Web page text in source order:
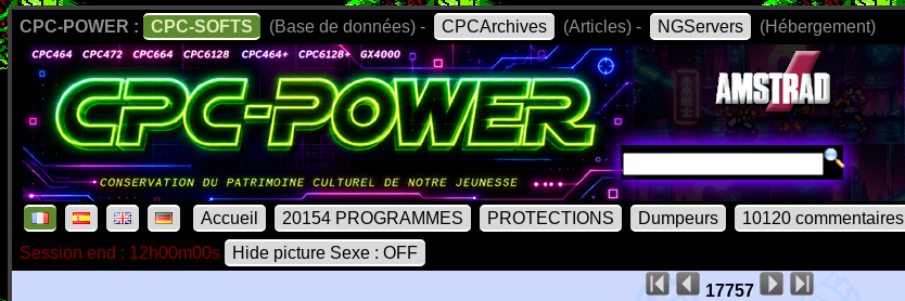
CPC-POWER : CPC-SOFTS (Base de données) - CPCArchives (Articles) - NGServers (Hébergement)
Accueil 20154 PROGRAMMES PROTECTIONS Dumpeurs 10120 commentaires
Session end : 12h00m00s
Hide picture Sexe : OFF
17757